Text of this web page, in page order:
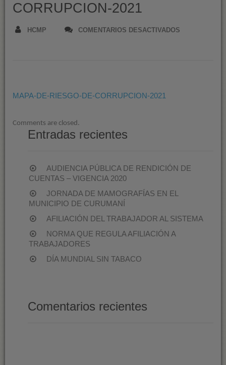
CORRUPCION-2021
HCMP COMENTARIOS DESACTIVADOS
MAPA-DE-RIESGO-DE-CORRUPCION-2021
Comments are closed.
Entradas recientes
AUDIENCIA PÚBLICA DE RENDICIÓN DE
CUENTAS – VIGENCIA 2020
JORNADA DE MAMOGRAFÍAS EN EL
MUNICIPIO DE CURUMANÍ
AFILIACIÓN DEL TRABAJADOR AL SISTEMA
NORMA QUE REGULA AFILIACIÓN A
TRABAJADORES
DÍA MUNDIAL SIN TABACO
Comentarios recientes